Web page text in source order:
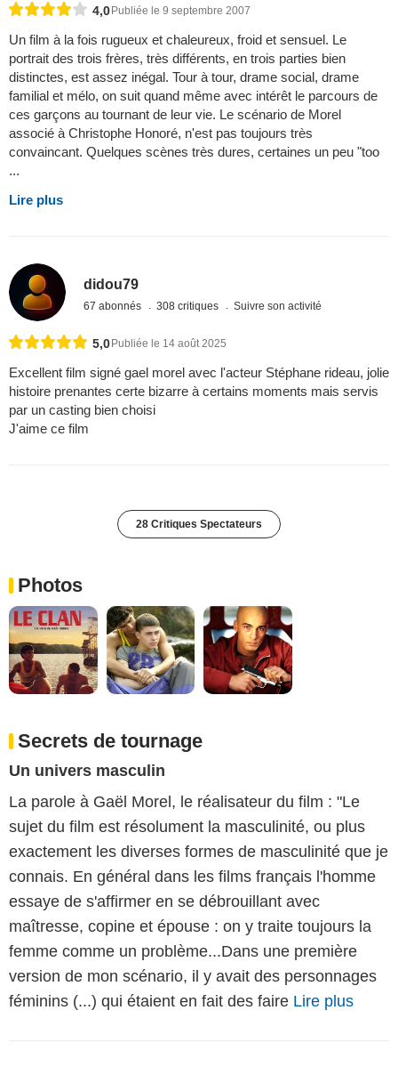
4,0 Publiée le 9 septembre 2007
Un film à la fois rugueux et chaleureux, froid et sensuel. Le
portrait des trois frères, très différents, en trois parties bien
distinctes, est assez inégal. Tour à tour, drame social, drame
familial et mélo, on suit quand même avec intérêt le parcours de
ces garçons au tournant de leur vie. Le scénario de Morel
associé à Christophe Honoré, n'est pas toujours très
convaincant. Quelques scènes très dures, certaines un peu "too
...
Lire plus
didou79
67 abonnés 308 critiques Suivre son activité
5,0Publiée le 14 août 2025
Excellent film signé gael morel avec l'acteur Stéphane rideau, jolie
histoire prenantes certe bizarre à certains moments mais servis
par un casting bien choisi
J'aime ce film
28 Critiques Spectateurs
Photos
Secrets de tournage
Un univers masculin
La parole à Gaël Morel, le réalisateur du film : "Le
sujet du film est résolument la masculinité, ou plus
exactement les diverses formes de masculinité que je
connais. En général dans les films français l'homme
essaye de s'affirmer en se débrouillant avec
maîtresse, copine et épouse : on y traite toujours la
femme comme un problème...Dans une première
version de mon scénario, il y avait des personnages
féminins (...) qui étaient en fait des faire Lire plus